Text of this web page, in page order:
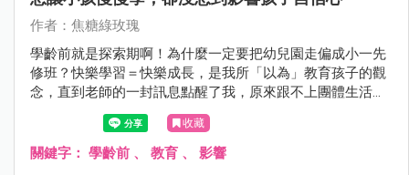
作者：焦糖綠玫瑰
學齡前就是探索期啊！為什麼一定要把幼兒園走偏成小一先
修班？快樂學習＝快樂成長，是我所「以為」教育孩子的觀
念，直到老師的一封訊息點醒了我，原來跟不上團體生活的
腳步，也會不知不覺影響到孩子的「自尊心」。
收藏
關鍵字： 學齡前 、 教育 、 影響